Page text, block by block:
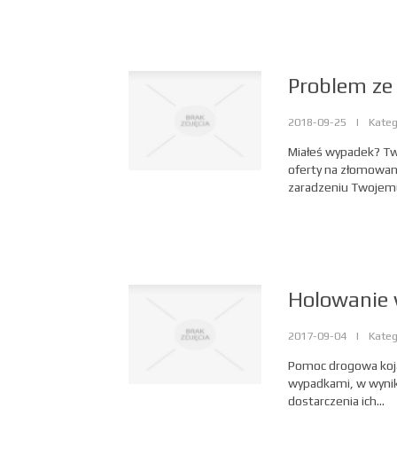
Problem
2018-09-25 |
Miałeś wypadek?
oferty na
zaradzeniu
Holowanie
2017-09-04 |
Pomoc drogowa
wypadkami, w
dostarczenia ich...